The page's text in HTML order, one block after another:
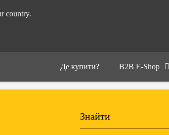
country.
Де купити? B2B E-Shop